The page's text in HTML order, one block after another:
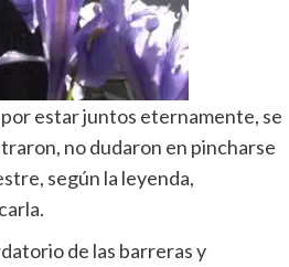
estar juntos eternamente, se
no dudaron en pincharse
según la leyenda,
de las barreras y